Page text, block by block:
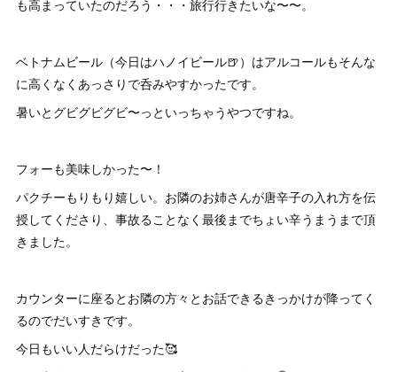
も高まっていたのだろう・・・旅行行きたいな〜〜。
ベトナムビール（今日はハノイビール🍺）はアルコールもそんな
に高くなくあっさりで呑みやすかったです。
暑いとグビグビグビ〜っといっちゃうやつですね。
フォーも美味しかった〜！
パクチーもりもり嬉しい。お隣のお姉さんが唐辛子の入れ方を伝
授してくださり、事故ることなく最後までちょい辛うまうまで頂
きました。
カウンターに座るとお隣の方々とお話できるきっかけが降ってく
るのでだいすきです。
今日もいい人だらけだった🥰